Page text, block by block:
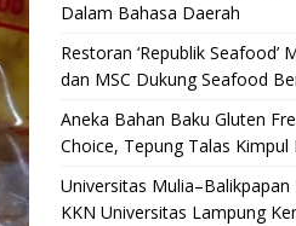
Dalam Bahasa Daerah
Restoran ‘Republik Seafood’
dan MSC Dukung Seafood
Aneka Bahan Baku Gluten
Choice, Tepung Talas Kimpul
Universitas
KKN Universitas Lampung